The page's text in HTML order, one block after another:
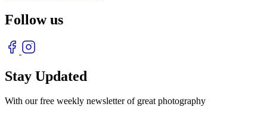
Follow us
Stay Updated
With our free weekly newsletter of great photography